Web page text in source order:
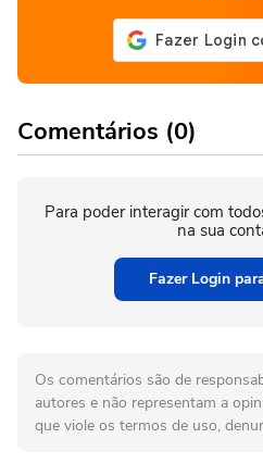
Comentários (0)
Para poder interagir com
na sua
Fazer Login
Os comentários são de
autores e não representam a
que viole os termos de uso,